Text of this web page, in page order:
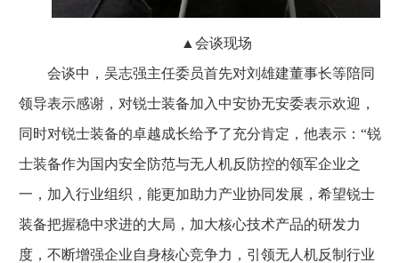
▲会谈现场
会谈中，吴志强主任委员首先对刘雄建董事长等陪同
领导表示感谢，对锐士装备加入中安协无安委表示欢迎，
同时对锐士装备的卓越成长给予了充分肯定，他表示：“锐
士装备作为国内安全防范与无人机反防控的领军企业之
一，加入行业组织，能更加助力产业协同发展，希望锐士
装备把握稳中求进的大局，加大核心技术产品的研发力
度，不断增强企业自身核心竞争力，引领无人机反制行业